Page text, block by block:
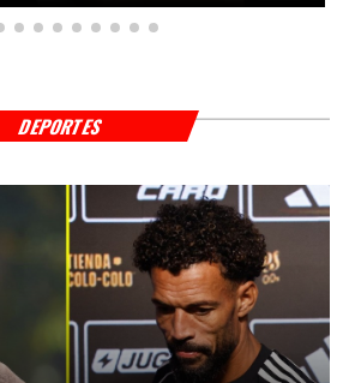
DEPORTES